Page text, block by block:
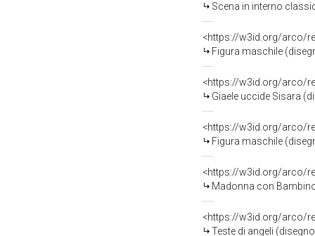
Scena in interno
<https://w3id.org/arco/
Figura maschile
<https://w3id.org/arco/
Giaele uccide Sisara
<https://w3id.org/arco/
Figura maschile
<https://w3id.org/arco/
Madonna con
<https://w3id.org/arco/
Teste di angeli